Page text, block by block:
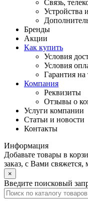
Связь,
Устройства
Бренды
Акции
Как купить
Условия
Условия
Гарантия на
Компания
Реквизиты
Отзывы о
Услуги компании
Статьи и новости
Контакты
Информация
Добавьте товары в
заказ, с Вами свяжется,
×
Введите поисковый